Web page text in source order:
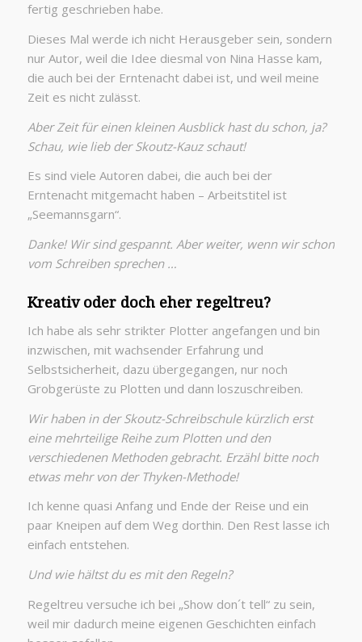
fertig geschrieben habe.
Dieses Mal werde ich nicht Herausgeber sein, sondern
nur Autor, weil die Idee diesmal von Nina Hasse kam,
die auch bei der Erntenacht dabei ist, und weil meine
Zeit es nicht zulässt.
Aber Zeit für einen kleinen Ausblick hast du schon, ja?
Schau, wie lieb der Skoutz-Kauz schaut!
Es sind viele Autoren dabei, die auch bei der
Erntenacht mitgemacht haben – Arbeitstitel ist
„Seemannsgarn“.
Danke! Wir sind gespannt. Aber weiter, wenn wir schon
vom Schreiben sprechen …
Kreativ oder doch eher regeltreu?
Ich habe als sehr strikter Plotter angefangen und bin
inzwischen, mit wachsender Erfahrung und
Selbstsicherheit, dazu übergegangen, nur noch
Grobgerüste zu Plotten und dann loszuschreiben.
Wir haben in der Skoutz-Schreibschule kürzlich erst
eine mehrteilige Reihe zum Plotten und den
verschiedenen Methoden gebracht. Erzähl bitte noch
etwas mehr von der Thyken-Methode!
Ich kenne quasi Anfang und Ende der Reise und ein
paar Kneipen auf dem Weg dorthin. Den Rest lasse ich
einfach entstehen.
Und wie hältst du es mit den Regeln?
Regeltreu versuche ich bei „Show don´t tell“ zu sein,
weil mir dadurch meine eigenen Geschichten einfach